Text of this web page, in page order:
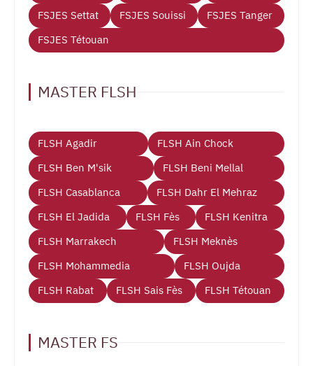
FSJES Settat
FSJES Souissi
FSJES Tanger
FSJES Tétouan
MASTER FLSH
FLSH Agadir
FLSH Ain Chock
FLSH Ben M'sik
FLSH Beni Mellal
FLSH Casablanca
FLSH Dahr El Mehraz
FLSH El Jadida
FLSH Fès
FLSH Kenitra
FLSH Marrakech
FLSH Meknès
FLSH Mohammedia
FLSH Oujda
FLSH Rabat
FLSH Sais Fès FLSH Tétouan
MASTER FS